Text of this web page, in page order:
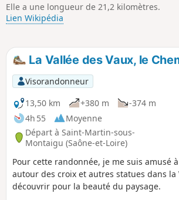
Elle a une longueur de 21,2 kilomètres.
Lien Wikipédia
La Vallée des Vaux, le
Visorandonneur
13,50 km
+380 m
-374 m
4h 55
Moyenne
Départ à Saint-Martin-sous-
Montaigu (Saône-et-Loire)
Pour cette randonnée, je me suis amusé
autour des croix et autres statues dans la
découvrir pour la beauté du paysage.